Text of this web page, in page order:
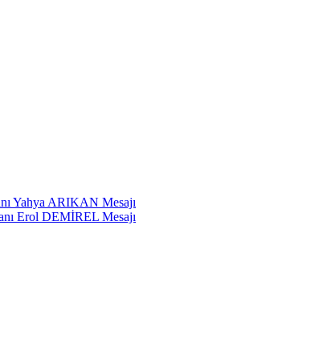
Yahya ARIKAN Mesajı
Erol DEMİREL Mesajı